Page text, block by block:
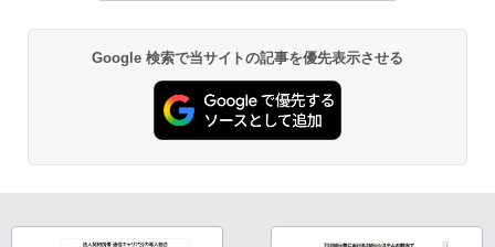
Google 検索で当サイトの記事を優先表示させる